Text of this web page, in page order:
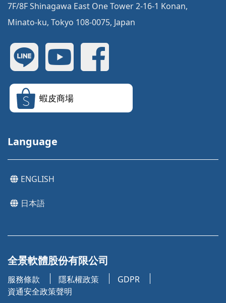
7F/8F Shinagawa East One Tower 2-16-1 Konan,
Minato-ku, Tokyo 108-0075, Japan
蝦皮商場
Language
ENGLISH
日本語
全景軟體股份有限公司
服務條款 隱私權政策
GDPR
資通安全政策聲明